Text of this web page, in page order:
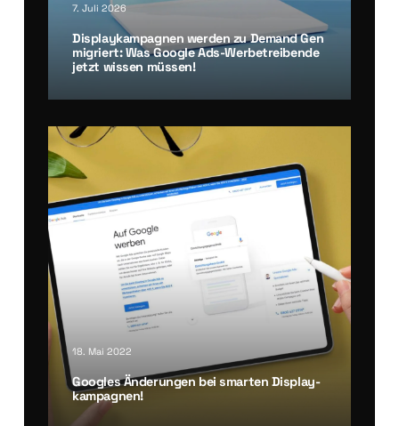
7. Juli 2026
Dis­play­kam­pa­gnen wer­den zu Demand Gen
migriert: Was Goog­le Ads-Wer­be­trei­ben­de
jetzt wis­sen müs­sen!
18. Mai 2022
Goo­gles Ände­run­gen bei smar­ten Dis­play­
kam­pa­gnen!